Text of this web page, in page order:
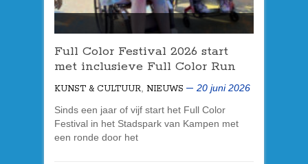
Full Color Festival 2026 start
met inclusieve Full Color Run
KUNST & CULTUUR NIEUWS
20 juni 2026
Sinds een jaar of vijf start het Full Color
Festival in het Stadspark van Kampen met
een ronde door het